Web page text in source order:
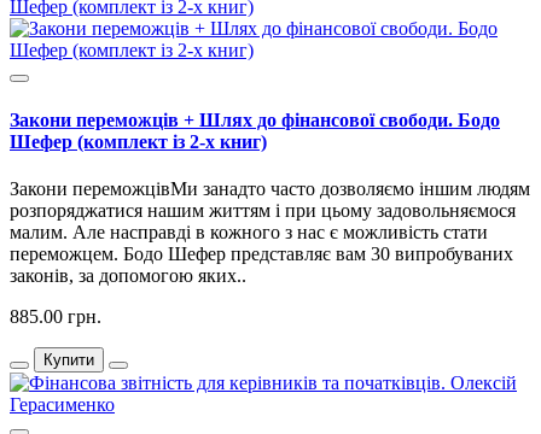
Закони переможців + Шлях до фінансової свободи. Бодо
Шефер (комплект із 2-х книг)
Закони переможцівМи занадто часто дозволяємо іншим людям
розпоряджатися нашим життям і при цьому задовольняємося
малим. Але насправді в кожного з нас є можливість стати
переможцем. Бодо Шефер представляє вам 30 випробуваних
законів, за допомогою яких..
885.00 грн.
Купити